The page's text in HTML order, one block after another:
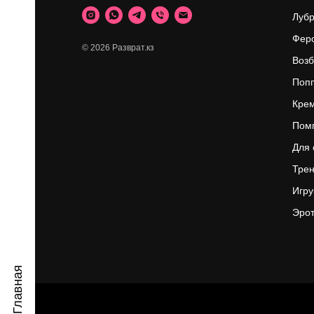
Главная
© 2026 Разврат.кз
Для